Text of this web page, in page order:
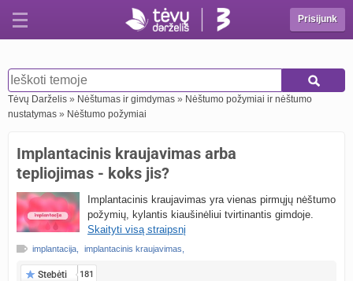
Prisijunk
Tėvų Darželis » Nėštumas ir gimdymas » Nėštumo požymiai ir nėštumo
nustatymas » Nėštumo požymiai
Implantacinis kraujavimas arba
tepliojimas - koks jis?
Implantacinis kraujavimas yra vienas pirmųjų nėštumo
požymių, kylantis kiaušinėliui tvirtinantis gimdoje.
Skaityti visą straipsnį
implantacija implantacinis kraujavimas
Stebėti 181